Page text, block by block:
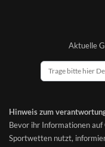
Aktuelle
Hinweis zum
Bevor ihr Informationen auf
Sportwetten nutzt,